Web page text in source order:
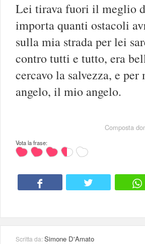
Lei tirava fuori il meglio
importa quanti ostacoli
sulla mia strada per lei
contro tutti e tutto, era
cercavo la salvezza, e per
angelo, il mio angelo.
Composta
Vota la frase:
Scritta da:Simone D'Amato